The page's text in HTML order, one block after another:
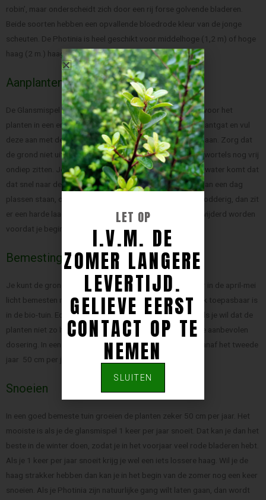
robin’, maar onderscheidt zich door een rij forse golvende bladeren.
Beide soorten hebben een opvallende bloedrode kleur van de jonge
scheuten. De Photinia is heel geschikt voor middelhoge (1,2 m) of hoge
haag (2 m.) haag.
Aanplanten
De Glansmispel groeit in elke tuingrond. Dompel de kluit voor het
planten in een emmer met water. Zet hem daarna in het plantgat en vul
deze aan met de omliggende aarde. Druk de plant stevig aan. Zorg dat
de grond niet uitdroogt, zeker niet het eerste jaar, als de wortels nog vrij
ondiep zitten. Je moet er wel voor zorgen dat als er veel water komt dat
dat snel naar de ondergrond wegtrekt. Blijven er langer dan een dag
plassen staan, of blijft de bovengrond een paar dagen modderig, dan zit
er een harde laag in de grond. Deze harde laag moet verwijderd worden
voordat je begint met aanplanten.
Bemesting
Je kunt de grond rondom de Glansmispel planten elk jaar in de april-mei
licht bemesten met een natuurlijke DCM-meststof die ook toepasbaar is
in de bio-tuin. Eco-style is ook een geschikte meststof. Als je wil dat de
planten niet zo hard groeien, geef je maar de helft van de aanbevolen
dosering. In een goed bemeste tuin groeien de planten vanaf het tweede
jaar 50 cm per jaar. Als ze ouder zijn, wordt dat minder.
Snoeien
In een goed bemeste tuin groeien de planten zeker 50 cm per jaar. Het
mooiste is als je de glansmispel 1 keer per jaar snoeit. Dat kan je dan het
beste in de winter doen, zodat je in het voorjaar veel rode bladeren hebt.
Als je 1 keer per jaar snoeit krijg je wel een iets lossere haag. Wil je de
haag strakker hebben dan kan je in het begin van de zomer nog een keer
snoeien. Als je Photinia zijn natuurlijke gang wilt laten gaan, dan wordt
LET OP
I.V.M. DE
ZOMER LANGERE
LEVERTIJD.
GELIEVE EERST
CONTACT OP TE
NEMEN
SLUITEN